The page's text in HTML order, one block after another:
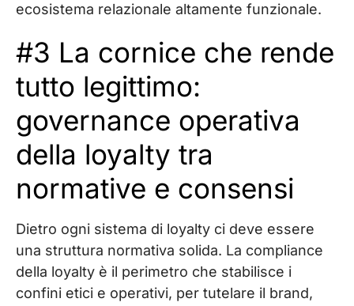
ecosistema relazionale altamente funzionale.
#3 La cornice che rende
tutto legittimo:
governance operativa
della loyalty tra
normative e consensi
Dietro ogni sistema di loyalty ci deve essere
una struttura normativa solida. La compliance
della loyalty è il perimetro che stabilisce i
confini etici e operativi, per tutelare il brand,